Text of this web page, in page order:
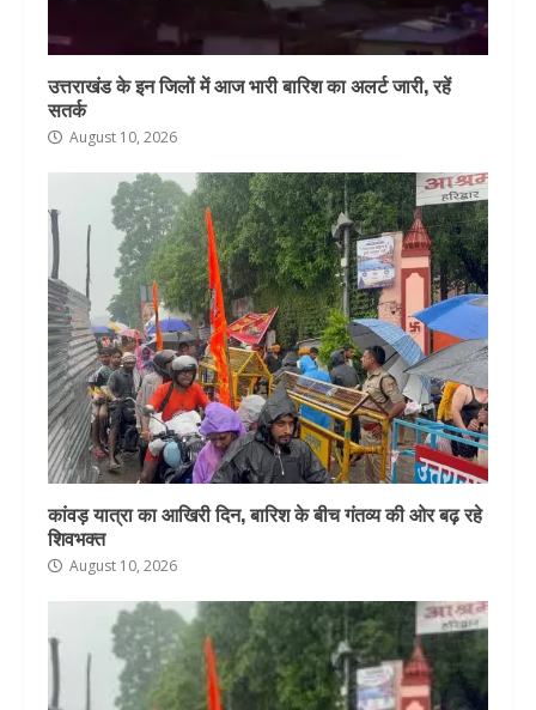
उत्तराखंड के इन जिलों में आज भारी बारिश का अलर्ट जारी, रहें
सतर्क
August 10, 2026
कांवड़ यात्रा का आखिरी दिन, बारिश के बीच गंतव्य की ओर बढ़ रहे
शिवभक्त
August 10, 2026